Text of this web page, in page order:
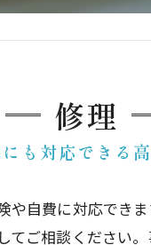
修理
も対応できる
自費に対応でき
ご相談ください